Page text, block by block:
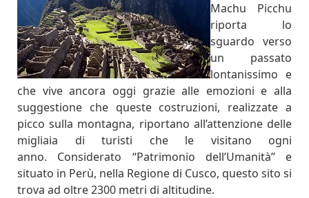
Machu Picchu
riporta lo
sguardo verso
un passato
lontanissimo e
che vive ancora oggi grazie alle emozioni e alla
suggestione che queste costruzioni, realizzate a
picco sulla montagna, riportano all’attenzione delle
migliaia di turisti che le visitano ogni
anno.
Considerato “Patrimonio dell’Umanità” e
situato in Perù, nella Regione di Cusco, questo sito si
trova ad oltre2300 metri di altitudine.